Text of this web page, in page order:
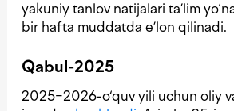
yakuniy tanlov natijalari ta’lim
bir hafta muddatda e’lon qilinadi.
Qabul-2025
2025−2026-o‘quv yili uchun oliy